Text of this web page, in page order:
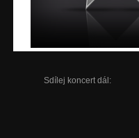
Sdílej koncert dál: